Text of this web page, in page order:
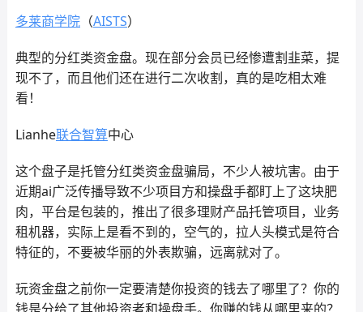
多莱商学院（AISTS）
典型的分红类资金盘。现在部分会员已经惨遭割韭菜，提
现不了，而且他们还在进行二次收割，真的是吃相太难
看！
Lianhe联合智算中心
这个盘子是托管分红类资金盘骗局，不少人被坑害。由于
近期ai广泛传播导致不少项目方和操盘手都盯上了这块肥
肉，平台是包装的，推出了很多理财产品托管项目，业务
租机器，实际上是看不到的，空气的，拉人头模式是符合
特征的，不要被华丽的外表欺骗，远离就对了。
玩资金盘之前你一定要清楚你投资的钱去了哪里了？你的